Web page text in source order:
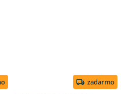
zadarmo